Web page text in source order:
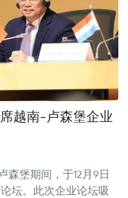
越南-卢森堡企业
森堡期间，于12月9日
坛。此次企业论坛吸